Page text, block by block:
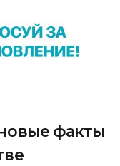
факты